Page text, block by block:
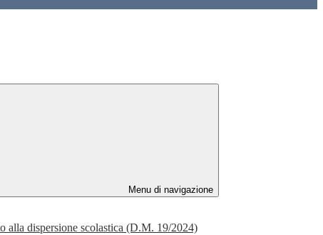
Menu di navigazione
alla dispersione scolastica (D.M. 19/2024)